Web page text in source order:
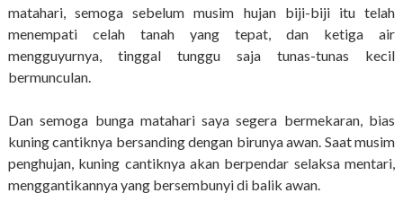
matahari, semoga sebelum musim hujan biji-biji itu telah
menempati celah tanah yang tepat, dan ketiga air
mengguyurnya, tinggal tunggu saja tunas-tunas kecil
bermunculan.
Dan semoga bunga matahari saya segera bermekaran, bias
kuning cantiknya bersanding dengan birunya awan. Saat musim
penghujan, kuning cantiknya akan berpendar selaksa mentari,
menggantikannya yang bersembunyi di balik awan.